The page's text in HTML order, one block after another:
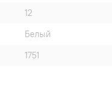
12
Белый
1751